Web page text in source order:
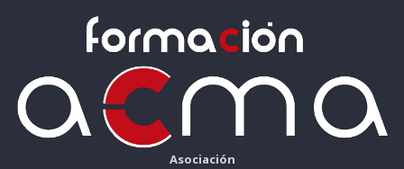
Asociación